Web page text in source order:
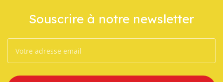
Souscrire à notre newsletter